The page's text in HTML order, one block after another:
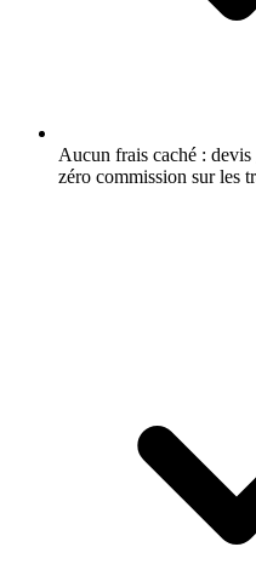
Aucun frais caché :
zéro commission sur les